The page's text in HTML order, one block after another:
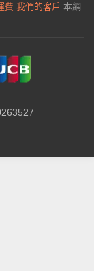
費 我們的客戶 本網